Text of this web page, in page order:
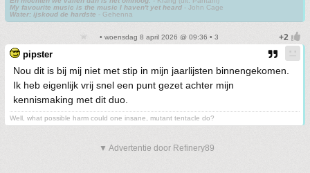
My favourite music is the music I haven't yet heard - John Cage
Water: ijskoud de hardste - Gehenna
• woensdag 8 april 2026 @ 09:36 • 3
pipster
Nou dit is bij mij niet met stip in mijn jaarlijsten binnengekomen.
Ik heb eigenlijk vrij snel een punt gezet achter mijn
kennismaking met dit duo.
Well, what possible harm could one insane, mutant tentacle do?
▼ Advertentie door Refinery89